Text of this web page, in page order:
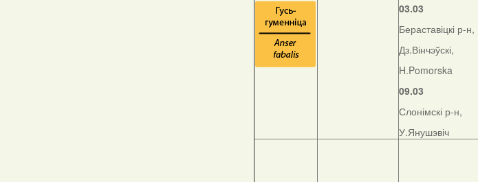
03.03
Бераставіцкі р-н,
Дз.Вінчэўскі,
H.Pomorska
09.03
Слонімскі р-н,
У.Янушэвіч